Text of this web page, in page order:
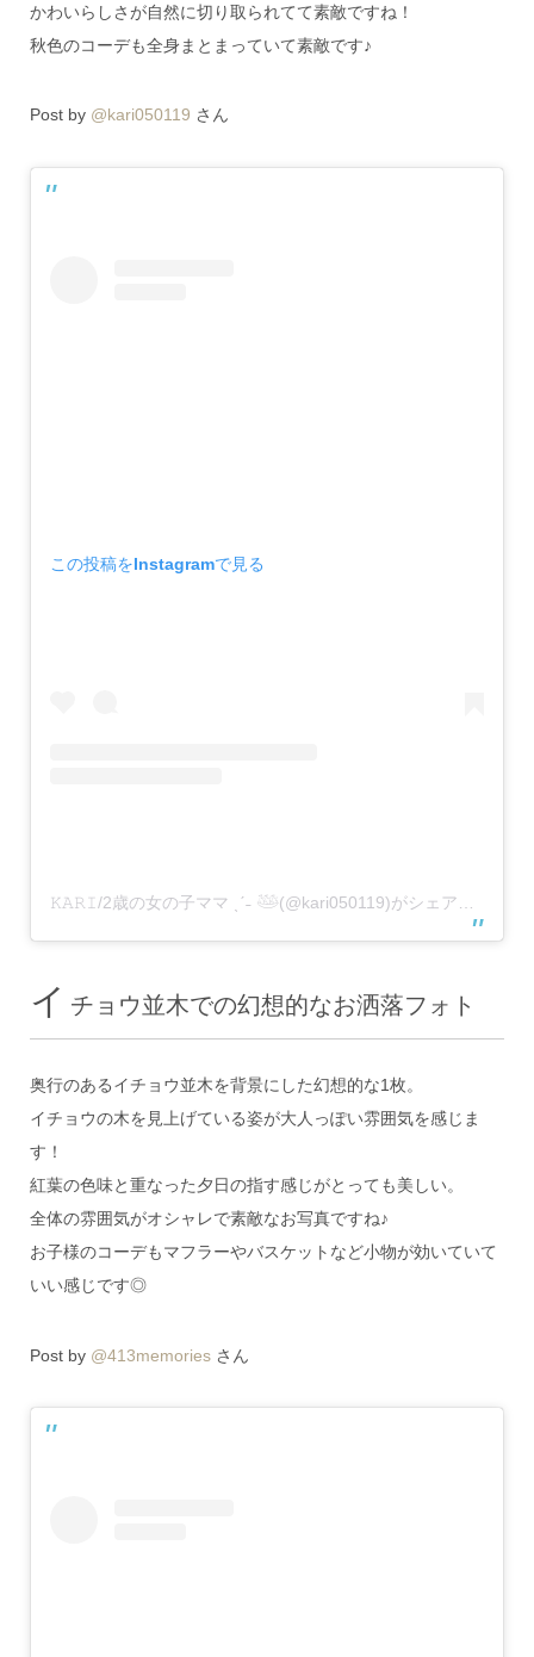
かわいらしさが自然に切り取られてて素敵ですね！
秋色のコーデも全身まとまっていて素敵です♪
Post by @kari050119 さん
この投稿をInstagramで見る
イ チョウ並木での幻想的なお洒落フォト
奥行のあるイチョウ並木を背景にした幻想的な1枚。
イチョウの木を見上げている姿が大人っぽい雰囲気を感じま
す！
紅葉の色味と重なった夕日の指す感じがとっても美しい。
全体の雰囲気がオシャレで素敵なお写真ですね♪
お子様のコーデもマフラーやバスケットなど小物が効いていて
いい感じです◎
Post by @413memoriesさん